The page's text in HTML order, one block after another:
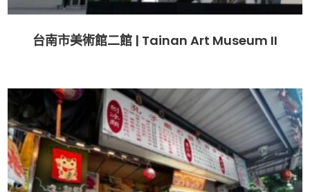
台南市美術館二館 | Tainan Art Museum II